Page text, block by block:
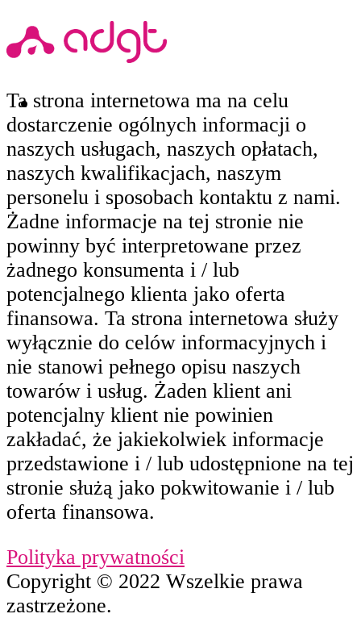
Ta strona internetowa ma na celu
dostarczenie ogólnych informacji o
naszych usługach, naszych opłatach,
naszych kwalifikacjach, naszym
personelu i sposobach kontaktu z nami.
Żadne informacje na tej stronie nie
powinny być interpretowane przez
żadnego konsumenta i / lub
potencjalnego klienta jako oferta
finansowa. Ta strona internetowa służy
wyłącznie do celów informacyjnych i
nie stanowi pełnego opisu naszych
towarów i usług. Żaden klient ani
potencjalny klient nie powinien
zakładać, że jakiekolwiek informacje
przedstawione i / lub udostępnione na tej
stronie służą jako pokwitowanie i / lub
oferta finansowa.
Polityka prywatności
Copyright © 2022 Wszelkie prawa
zastrzeżone.